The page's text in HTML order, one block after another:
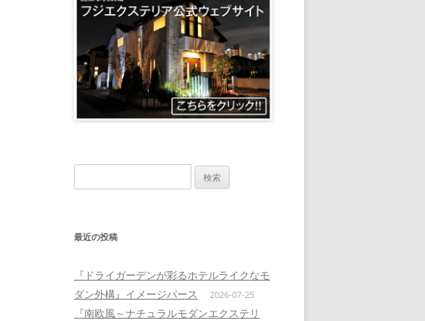
索:
最近の投稿
『ドライガーデンが彩るホテルライクなモ
ダン外構』イメージパース
2026-07-25
『南欧風～ナチュラルモダンエクステリ